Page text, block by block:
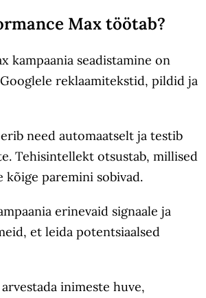
Max töötab?
kampaania seadistamine on
reklaamitekstid, pildid ja
need automaatselt ja testib
Tehisintellekt otsustab, millised
kõige paremini sobivad.
erinevaid signaale ja
et leida potentsiaalsed
inimeste huve,